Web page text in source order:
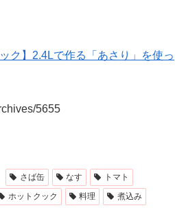
ク】2.4Lで作る「あさり」を使っ
5655
さば缶 なす
トマト
ホットクック 料理
煮込み